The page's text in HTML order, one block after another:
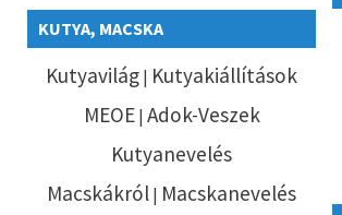
KUTYA, MACSKA
Kutyavilág | Kutyakiállítások
MEOE | Adok-Veszek
Kutyanevelés
Macskákról | Macskanevelés